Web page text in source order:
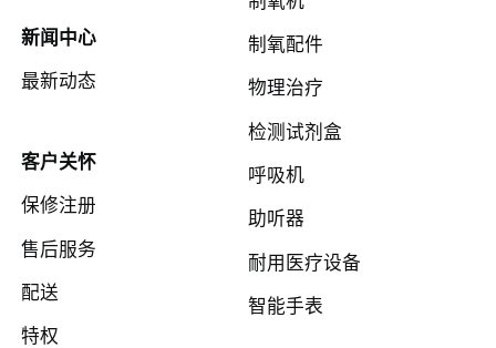
新闻中心
最新动态
客户关怀
保修注册
售后服务
配送
特权
制氧配件
物理治疗
检测试剂盒
呼吸机
助听器
耐用医疗设备
智能手表